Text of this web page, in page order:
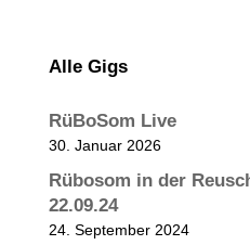
Alle Gigs
RüBoSom Live
30. Januar 2026
Rübosom in der
22.09.24
24. September 2024